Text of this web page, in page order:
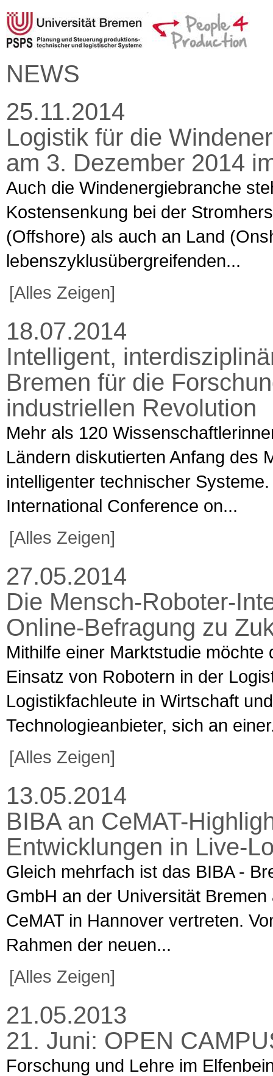
NEWS
25.11.2014
Logistik für die
am 3. Dezember 2014
Auch die Windenergiebranche
Kostensenkung bei der
(Offshore) als auch an Land
lebenszyklusübergreifenden...
[Alles Zeigen]
18.07.2014
Intelligent,
Bremen für die
industriellen Revolution
Mehr als 120
Ländern diskutierten Anfang des
intelligenter technischer
International Conference on...
[Alles Zeigen]
27.05.2014
Die Mensch-Roboter-
Online-Befragung zu
Mithilfe einer Marktstudie
Einsatz von Robotern in der
Logistikfachleute in Wirtschaft
Technologieanbieter, sich an
[Alles Zeigen]
13.05.2014
BIBA an CeMAT-
Entwicklungen in Live-
Gleich mehrfach ist das BIBA -
GmbH an der Universität
CeMAT in Hannover vertreten.
Rahmen der neuen...
[Alles Zeigen]
21.05.2013
21. Juni: OPEN
Forschung und Lehre im